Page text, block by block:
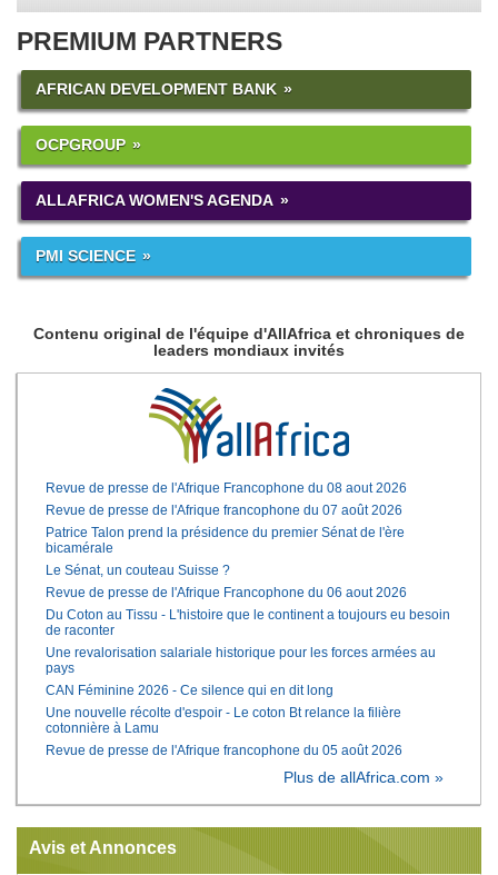
PREMIUM PARTNERS
AFRICAN DEVELOPMENT BANK
OCPGROUP
ALLAFRICA WOMEN'S AGENDA
PMI SCIENCE
Contenu original de l'équipe d'AllAfrica et chroniques de
leaders mondiaux invités
Revue de presse de l'Afrique Francophone du 08 aout 2026
Revue de presse de l'Afrique francophone du 07 août 2026
Patrice Talon prend la présidence du premier Sénat de l'ère
bicamérale
Le Sénat, un couteau Suisse ?
Revue de presse de l'Afrique Francophone du 06 aout 2026
Du Coton au Tissu - L'histoire que le continent a toujours eu besoin
de raconter
Une revalorisation salariale historique pour les forces armées au
pays
CAN Féminine 2026 - Ce silence qui en dit long
Une nouvelle récolte d'espoir - Le coton Bt relance la filière
cotonnière à Lamu
Revue de presse de l'Afrique francophone du 05 août 2026
Plus de allAfrica.com »
Avis et Annonces